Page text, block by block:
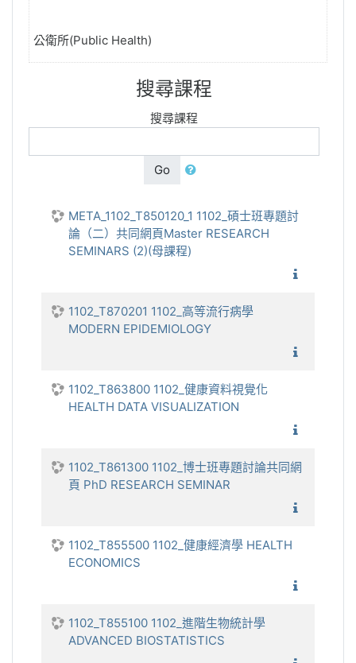
公衛所(Public Health)
搜尋課程
搜尋課程
Go
META_1102_T850120_1 1102_碩士班專題討
論（二）共同網頁Master RESEARCH
SEMINARS (2)(母課程)
1102_T870201 1102_高等流行病學
MODERN EPIDEMIOLOGY
1102_T863800 1102_健康資料視覺化
HEALTH DATA VISUALIZATION
1102_T861300 1102_博士班專題討論共同網
頁 PhD RESEARCH SEMINAR
1102_T855500 1102_健康經濟學 HEALTH
ECONOMICS
1102_T855100 1102_進階生物統計學
ADVANCED BIOSTATISTICS